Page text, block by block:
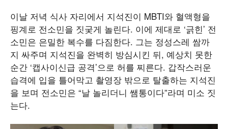
이날 저녁 식사 자리에서 지석진이 MBTI와 혈액형을
핑계로 전소민을 짓궂게 놀린다. 이에 제대로 ‘긁힌’ 전
소민은 은밀한 복수를 다짐한다. 그는 정성스레 쌈까
지 싸주며 지석진을 완벽히 방심시킨 뒤, 예상치 못한
순간 ‘캡사이신급 공격’으로 허를 찌른다. 갑작스러운
습격에 입을 틀어막고 촬영장 밖으로 탈출하는 지석진
을 보며 전소민은 “날 놀리더니 쌤통이다”라며 미소 짓
는다.